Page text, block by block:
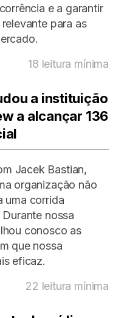
e a garantir
para as
18 leitura mínima
a instituição
a alcançar 136
Jacek Bastian,
organização não
uma corrida
nossa
conosco as
que nossa
eficaz.
22 leitura mínima